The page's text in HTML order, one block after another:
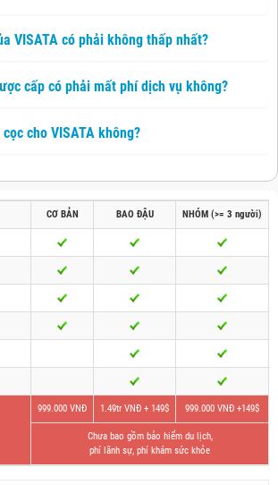
VISATA có phải không thấp nhất?
cấp có phải mất phí dịch vụ không?
cho VISATA không?